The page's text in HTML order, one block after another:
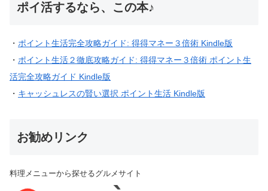
ポイ活するなら、この本♪
・ ポイント生活完全攻略ガイド: 得得マネー３倍術 Kindle版
・ ポイント生活２徹底攻略ガイド: 得得マネー３倍術 ポイント生
活完全攻略ガイド Kindle版
・ キャッシュレスの賢い選択 ポイント生活 Kindle版
お勧めリンク
料理メニューから探せるグルメサイト